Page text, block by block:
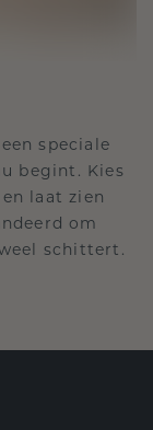
speciale
begint. Kies
laat zien
om
schittert.